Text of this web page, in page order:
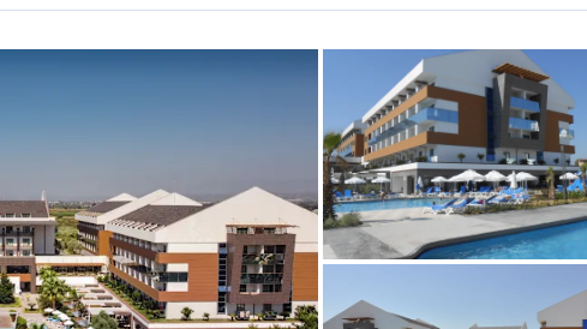
von Melanie & Jürgen, Juli 2013